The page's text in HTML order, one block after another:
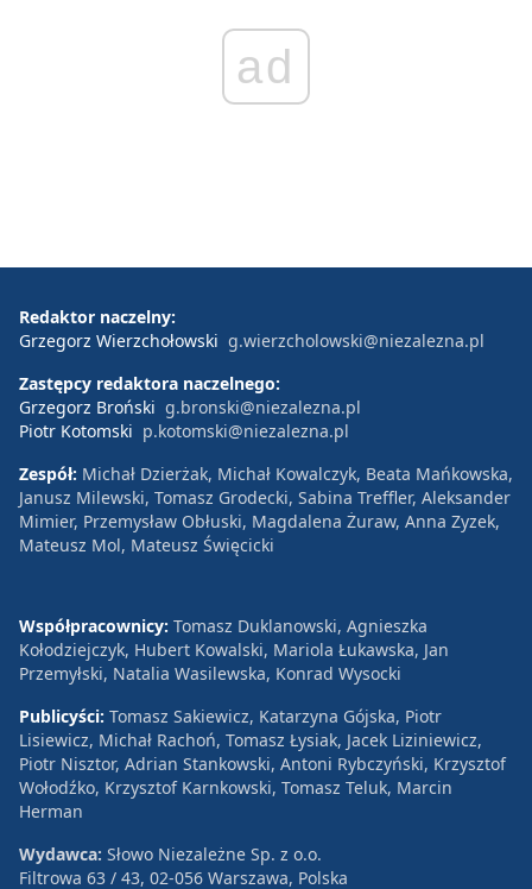
ad
Redaktor naczelny:
Grzegorz Wierzchołowski g.wierzcholowski@niezalezna.pl
Zastępcy redaktora naczelnego:
Grzegorz Broński g.bronski@niezalezna.pl
Piotr Kotomski p.kotomski@niezalezna.pl
Zespół: Michał Dzierżak, Michał Kowalczyk, Beata Mańkowska,
Janusz Milewski, Tomasz Grodecki, Sabina Treffler, Aleksander
Mimier, Przemysław Obłuski, Magdalena Żuraw, Anna Zyzek,
Mateusz Mol, Mateusz Święcicki
Współpracownicy: Tomasz Duklanowski, Agnieszka
Kołodziejczyk, Hubert Kowalski, Mariola Łukawska, Jan
Przemyłski, Natalia Wasilewska, Konrad Wysocki
Publicyści: Tomasz Sakiewicz, Katarzyna Gójska, Piotr
Lisiewicz, Michał Rachoń, Tomasz Łysiak, Jacek Liziniewicz,
Piotr Nisztor, Adrian Stankowski, Antoni Rybczyński, Krzysztof
Wołodźko, Krzysztof Karnkowski, Tomasz Teluk, Marcin
Herman
Wydawca: Słowo Niezależne Sp. z o.o.
Filtrowa 63 / 43, 02-056 Warszawa, Polska